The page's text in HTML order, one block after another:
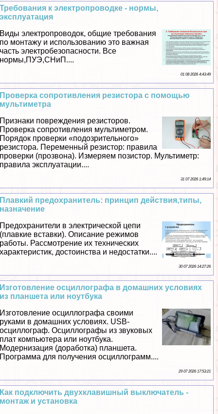
Требования к электропроводке - нормы,
эксплуатация
Виды электропроводок, общие требования
по монтажу и использованию это важная
часть электробезопасности. Все
нормы,ПУЭ,СНиП....
01 08 2026 4:43:49
Проверка сопротивления резистора с помощью
мультиметра
Признаки повреждения резисторов.
Проверка сопротивления мультиметром.
Порядок проверки «подозрительного»
резистора. Переменный резистор: правила
проверки (прозвона). Измеряем позистор. Мультиметр:
правила эксплуатации....
31 07 2026 1:49:14
Плавкий пpeдoxpaнитель: принцип действия,типы,
назначение
Пpeдoxpaнители в электрической цепи
(плавкие вставки). Описание режимов
работы. Рассмотрение их технических
хаpaктеристик, достоинства и недостатки....
30 07 2026 14:27:26
Изготовление осциллографа в домашних условиях
из планшета или ноутбука
Изготовление осциллографа своими
руками в домашних условиях. USB-
осциллограф. Осциллографы из звуковых
плат компьютера или ноутбука.
Модернизация (доработка) планшета.
Программа для получения осциллограмм....
29 07 2026 17:53:21
Как подключить двухклавишный выключатель -
монтаж и установка